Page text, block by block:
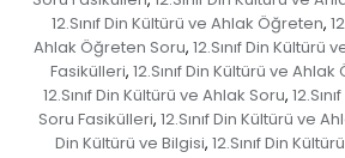
12.Sınıf Din Kültürü ve Ahlak Öğreten,
Ahlak Öğreten Soru, 12.Sınıf Din
Fasikülleri, 12.Sınıf Din Kültürü ve
12.Sınıf Din Kültürü ve Ahlak Soru,
Soru Fasikülleri, 12.Sınıf Din Kültürü ve
Din Kültürü ve Bilgisi, 12.Sınıf Din